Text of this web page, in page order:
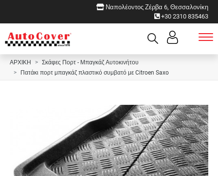
Ναπολέοντος Ζέρβα 6, Θεσσαλονίκη
+30 2310 835463
ΑΡΧΙΚΗ
Σκάφες Πορτ - Μπαγκάζ Αυτοκινήτου
Πατάκι πορτ μπαγκάζ πλαστικό συμβατό με Citroen Saxo